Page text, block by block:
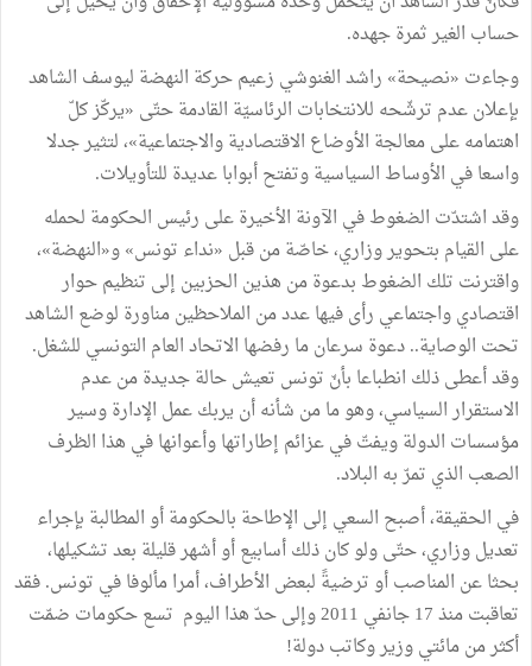
حساب الغير ثمرة جهده.
وجاءت «نصيحة» راشد الغنوشي زعيم حركة النهضة ليوسف الشاهد
بإعلان عدم ترشّحه للانتخابات الرئاسيّة القادمة حتّى «يركّز كلّ
اهتمامه على معالجة الأوضاع الاقتصادية والاجتماعية»، لتثير جدلا
واسعا في الأوساط السياسية وتفتح أبوابا عديدة للتأويلات.
وقد اشتدّت الضغوط في الآونة الأخيرة على رئيس الحكومة لحمله
على القيام بتحوير وزاري، خاصّة من قبل «نداء تونس» و«النهضة»،
واقترنت تلك الضغوط بدعوة من هذين الحزبين إلى تنظيم حوار
اقتصادي واجتماعي رأى فيها عدد من الملاحظين مناورة لوضع الشاهد
تحت الوصاية.. دعوة سرعان ما رفضها الاتحاد العام التونسي للشغل.
وقد أعطى ذلك انطباعا بأنّ تونس تعيش حالة جديدة من عدم
الاستقرار السياسي، وهو ما من شأنه أن يربك عمل الإدارة وسير
مؤسسات الدولة ويفتّ في عزائم إطاراتها وأعوانها في هذا الظرف
الصعب الذي تمرّ به البلاد.
في الحقيقة، أصبح السعي إلى الإطاحة بالحكومة أو المطالبة بإجراء
تعديل وزاري، حتّى ولو كان ذلك أسابيع أو أشهر قليلة بعد تشكيلها،
بحثا عن المناصب أو ترضيةً لبعض الأطراف، أمرا مألوفا في تونس. فقد
تعاقبت منذ 17 جانفي 2011 وإلى حدّ هذا اليوم تسع حكومات ضمّت
أكثر من مائتي وزير وكاتب دولة!